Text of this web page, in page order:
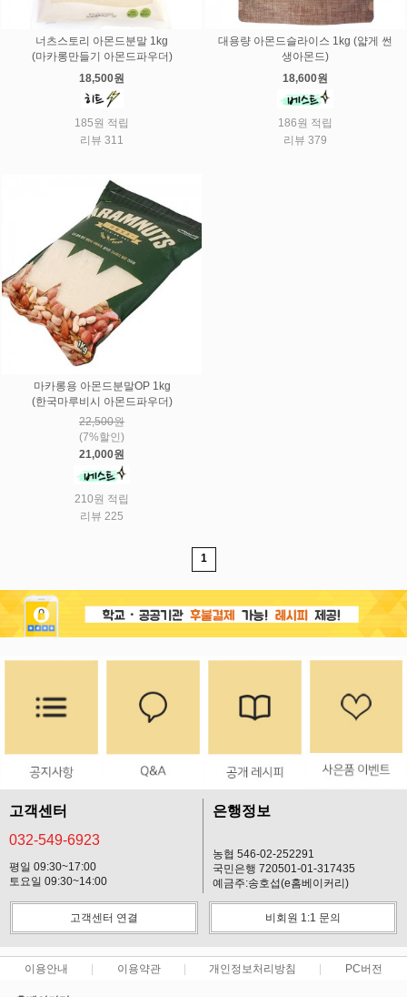
너츠스토리 아몬드분말 1kg
(마카롱만들기 아몬드파우더)
18,500원
185원 적립
리뷰 311
대용량 아몬드슬라이스 1kg (얇게 썬
생아몬드)
18,600원
186원 적립
리뷰 379
마카롱용 아몬드분말OP 1kg
(한국마루비시 아몬드파우더)
22,500원
(7%할인)
21,000원
210원 적립
리뷰 225
1
고객센터
032-549-6923
평일 09:30~17:00
토요일 09:30~14:00
은행정보
농협 546-02-252291
국민은행 720501-01-317435
예금주:송호섭(e홈베이커리)
고객센터 연결 비회원 1:1 문의
이용안내 이용약관 개인정보처리방침 PC버전